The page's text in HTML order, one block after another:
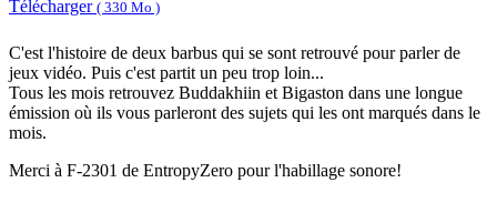
Télécharger ( 330 Mo )
C'est l'histoire de deux barbus qui se sont retrouvé pour parler de
jeux vidéo. Puis c'est partit un peu trop loin...
Tous les mois retrouvez Buddakhiin et Bigaston dans une longue
émission où ils vous parleront des sujets qui les ont marqués dans le
mois.
Merci à F-2301 de EntropyZero pour l'habillage sonore!